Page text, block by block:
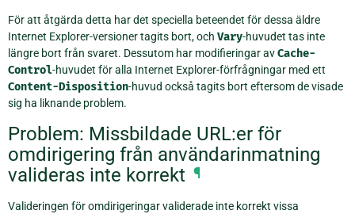
För att åtgärda detta har det speciella beteendet för dessa äldre
Internet Explorer-versioner tagits bort, och Vary-huvudet tas inte
längre bort från svaret. Dessutom har modifieringar avCache-
Control-huvudet för alla Internet Explorer-förfrågningar med ett
Content-Disposition-huvud också tagits bort eftersom de visade
sig ha liknande problem.
Problem: Missbildade URL:er för
omdirigering från användarinmatning
valideras inte korrekt ¶
Valideringen för omdirigeringar validerade inte korrekt vissa